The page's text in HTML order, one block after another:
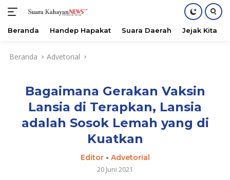
Beranda Handep Hapakat Suara Daerah Jejak Kita
Beranda Advetorial
Bagaimana Gerakan Vaksin
Lansia di Terapkan, Lansia
adalah Sosok Lemah yang di
Kuatkan
Editor- Advetorial
20 Juni 2021